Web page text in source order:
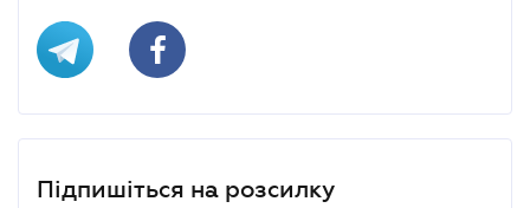
Підпишіться на розсилку